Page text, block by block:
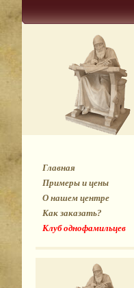
Главная
Примеры и цены
О нашем центре
Как заказать?
Клуб однофамильцев